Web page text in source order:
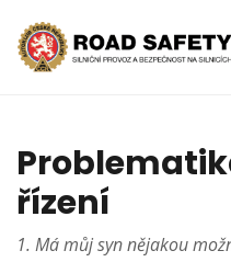
řízení
1. Má můj syn nějakou